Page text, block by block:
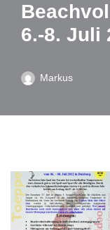
6.-8. Juli
Markus